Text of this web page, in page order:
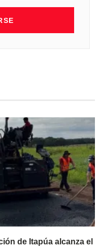
de Itapúa alcanza el